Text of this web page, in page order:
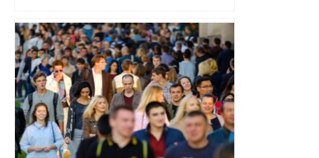
revendiquant surtout son art du jeu en
mouvement, vif et spectaculaire.
Décryptage. Série (4 / 10)